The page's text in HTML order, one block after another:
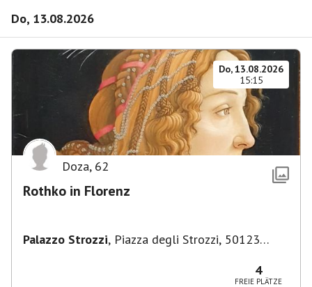
Do, 13.08.2026
Do, 13.08.2026
15:15
Doza, 62
Rothko in Florenz
Palazzo Strozzi, Piazza degli Strozzi, 50123
4
FREIE PLÄTZE